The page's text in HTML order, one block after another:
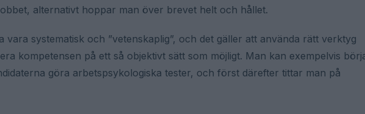
alternativt hoppar man över brevet helt och hållet.
vara systematisk och ”vetenskaplig”, och det gäller att använda rätt verktyg
kompetensen på ett så objektivt sätt som möjligt. Man kan exempelvis
göra arbetspsykologiska tester, och först därefter tittar man på